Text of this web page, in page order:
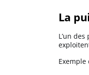
La
L’un
Exemple